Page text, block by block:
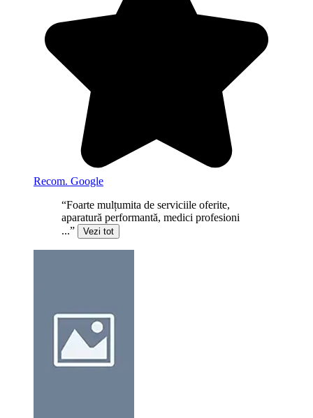
Recom. Google
“Foarte mulțumita de serviciile oferite,
aparatură performantă, medici profesioni
...”
Vezi tot